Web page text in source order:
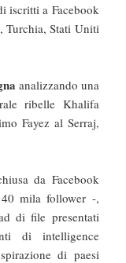
iscritti a Facebook
Turchia, Stati Uniti
analizzando una
ribelle Khalifa
Fayez al Serraj,
da Facebook
mila follower -,
di file presentati
di intelligence
di paesi